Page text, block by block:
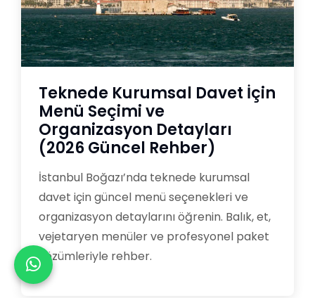
Teknede Kurumsal Davet İçin
Menü Seçimi ve
Organizasyon Detayları
(2026 Güncel Rehber)
İstanbul Boğazı’nda teknede kurumsal
davet için güncel menü seçenekleri ve
organizasyon detaylarını öğrenin. Balık, et,
vejetaryen menüler ve profesyonel paket
çözümleriyle rehber.